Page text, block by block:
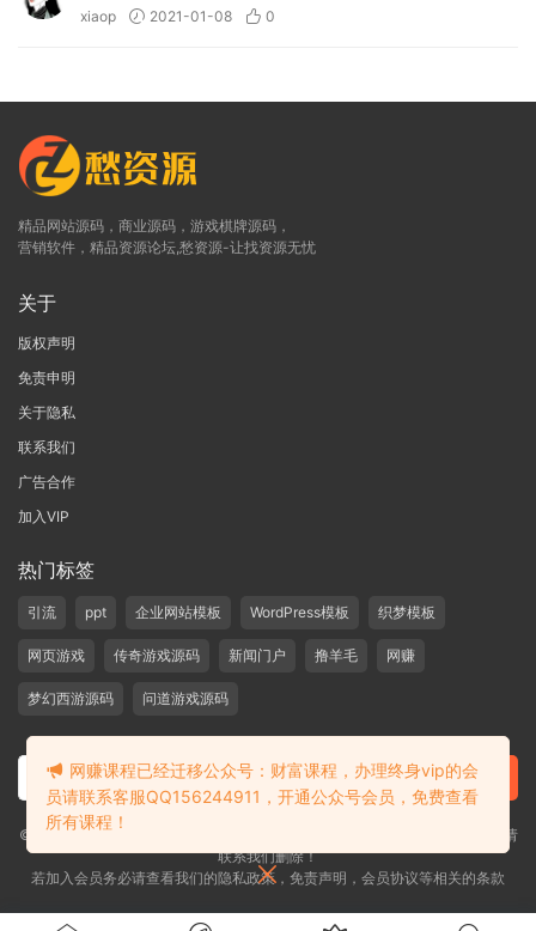
xiaop 2021-01-08 0
精品网站源码，商业源码，游戏棋牌源码，
营销软件，精品资源论坛,愁资源-让找资源无忧
关于
版权声明
免责申明
关于隐私
联系我们
广告合作
加入VIP
热门标签
引流 ppt 企业网站模板 WordPress模板 织梦模板
网页游戏 传奇游戏源码 新闻门户 撸羊毛 网赚
梦幻西游源码 问道游戏源码
©2019-2020 愁资源 站内大部分资源收集于网络，若侵犯了您的合法权益，请
联系我们删除！
若加入会员务必请查看我们的隐私政策，免责声明，会员协议等相关的条款
网赚课程已经迁移公众号：财富课程，办理终身vip的会
员请联系客服QQ156244911，开通公众号会员，免费查看
所有课程！